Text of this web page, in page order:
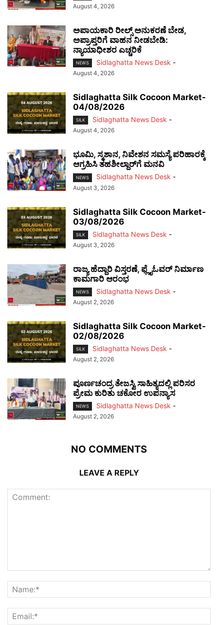
August 4, 2026
ಅಪಾಯಕಾರಿ ರೀಲ್ಸ್ ಅನುಕರಣೆ ಬೇಡ,
ಅಪ್ರಾಪ್ತರಿಗೆ ವಾಹನ ನೀಡಬೇಡಿ:
ನ್ಯಾಯಾಧೀಶರ ಎಚ್ಚರಿಕೆ
NEWS Sidlaghatta News Desk -
August 4, 2026
Sidlaghatta Silk Cocoon Market-
04/08/2026
SILK Sidlaghatta News Desk -
August 4, 2026
ಭೂಮಿ, ಸ್ಮಶಾನ, ನಿವೇಶನ ಸಮಸ್ಯೆ ಪರಿಹಾರಕ್ಕೆ
ಆಗ್ರಹಿಸಿ ತಹಶೀಲ್ದಾರ್‌ಗೆ ಮನವಿ
NEWS Sidlaghatta News Desk -
August 3, 2026
Sidlaghatta Silk Cocoon Market-
03/08/2026
SILK Sidlaghatta News Desk -
August 3, 2026
ರಾಜ್ಯ ಹೆದ್ದಾರಿ ವಿಸ್ತರಣೆ, ಫ್ಲೈಓವರ್ ನಿರ್ಮಾಣ
ಕಾಮಗಾರಿ ಆರಂಭ
NEWS Sidlaghatta News Desk -
August 2, 2026
Sidlaghatta Silk Cocoon Market-
02/08/2026
SILK Sidlaghatta News Desk -
August 2, 2026
ಪೂರ್ಣಚಂದ್ರ ತೇಜಸ್ವಿ ಸಾಹಿತ್ಯದಲ್ಲಿ ಪರಿಸರ
ಪ್ರೇಮ ಕುರಿತು ಚಕೋರ ಉಪನ್ಯಾಸ
NEWS Sidlaghatta News Desk -
August 2, 2026
NO COMMENTS
LEAVE A REPLY